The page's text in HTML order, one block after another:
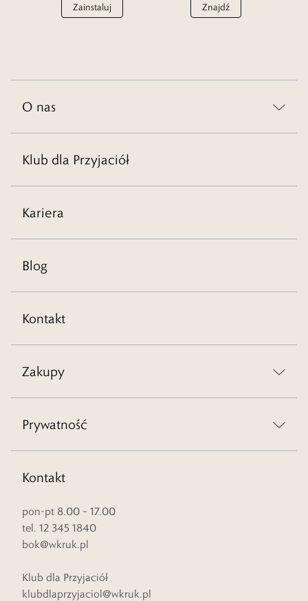
Zainstaluj Znajdź
O nas
Klub dla Przyjaciół
Kariera
Blog
Kontakt
Zakupy
Prywatność
Kontakt
pon-pt 8.00 – 17.00
tel. 12 345 1840
bok@wkruk.pl
Klub dla Przyjaciół
klubdlaprzyjaciol@wkruk.pl